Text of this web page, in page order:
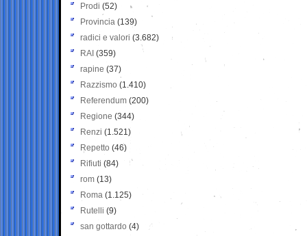
Prodi (52)
Provincia (139)
radici e valori (3.682)
RAI (359)
rapine (37)
Razzismo (1.410)
Referendum (200)
Regione (344)
Renzi (1.521)
Repetto (46)
Rifiuti (84)
rom (13)
Roma (1.125)
Rutelli (9)
san gottardo (4)